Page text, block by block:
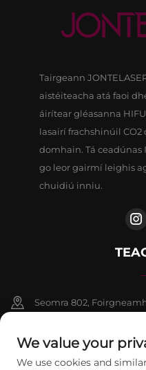
Tairgeann
aistéiteacha atá faoi
áirítear gléasanna
lasairí frachshinúil
domhain. Tá ceadúnas
go leor gairmí leighis
chuidiú inniu.
Seomra 802,
+86-13911459627
We value your
We use cookies and